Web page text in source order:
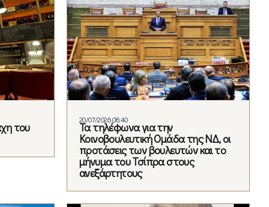
του
20/07/2026 08:40
Τα τηλέφωνα για την
Κοινοβουλευτική Ομάδα της ΝΔ, οι
προτάσεις των βουλευτών και το
μήνυμα του Τσίπρα στους
ανεξάρτητους